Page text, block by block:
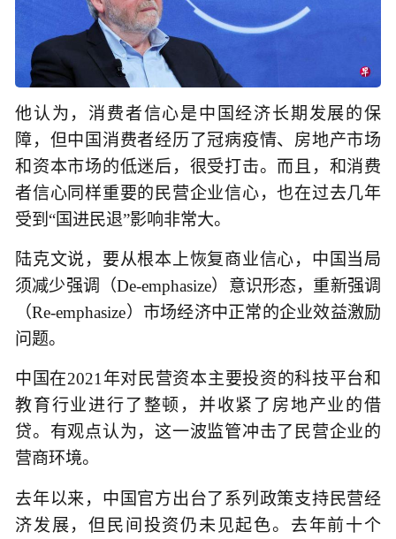
他认为，消费者信心是中国经济长期发展的保
障，但中国消费者经历了冠病疫情、房地产市场
和资本市场的低迷后，很受打击。而且，和消费
者信心同样重要的民营企业信心，也在过去几年
受到“国进民退”影响非常大。
陆克文说，要从根本上恢复商业信心，中国当局
须减少强调（De-emphasize）意识形态，重新强调
（Re-emphasize）市场经济中正常的企业效益激励
问题。
中国在2021年对民营资本主要投资的科技平台和
教育行业进行了整顿，并收紧了房地产业的借
贷。有观点认为，这一波监管冲击了民营企业的
营商环境。
去年以来，中国官方出台了系列政策支持民营经
济发展，但民间投资仍未见起色。去年前十个